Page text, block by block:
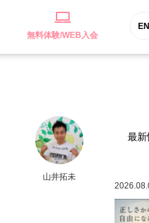
無料体験/WEB入会
EN
山井拓未
最新